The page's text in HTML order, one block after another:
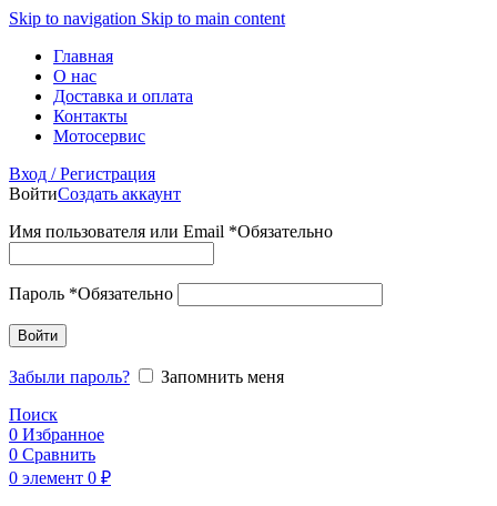
Skip to navigation Skip to main content
Главная
О нас
Доставка и оплата
Контакты
Мотосервис
Вход / Регистрация
ВойтиСоздать аккаунт
Имя пользователя или Email *Обязательно
Пароль *Обязательно
Войти
Забыли пароль?
Запомнить меня
Поиск
0 Избранное
0 Сравнить
0 элемент 0 ₽